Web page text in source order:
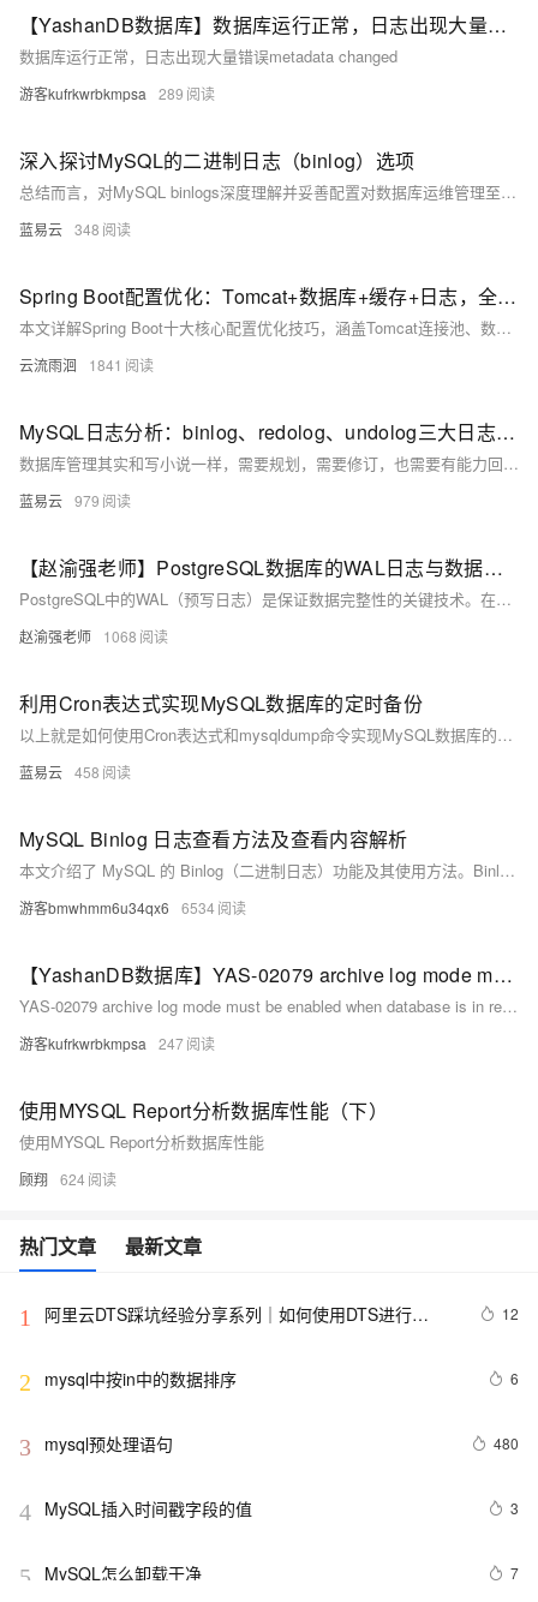
【YashanDB数据库】数据库运行正常，日志出现大量错误metadata changed
数据库运行正常，日志出现大量错误metadata changed
游客kufrkwrbkmpsa 289
深入探讨MySQL的二进制日志（binlog）选项
总结而言，对MySQL binlogs深度理解并妥善配置对数据库运维管理至关重要；它不仅关系到系统性能优化也是实现高可靠性架构设计必须考虑因素之一。通过精心规划与周密部署可以使得该机能充分发挥作用而避免潜在风险带来影响。
蓝易云 348
Spring Boot配置优化：Tomcat+数据库+缓存+日志，全场景教程
本文详解Spring Boot十大核心配置优化技巧，涵盖Tomcat连接池、数据库连接池、Jackson时区、日志管理、缓存策略、异步线程池等关键配置，结合代码示例与通俗解释，助你轻松掌握高并发场景下的性能调优方法，适用于实际项目落地。
云流雨洄 1841
MySQL日志分析：binlog、redolog、undolog三大日志的深度探讨。
数据库管理其实和写小说一样，需要规划，需要修订，也需要有能力回滚。理解这些日志的作用与优化，就像把握写作工具的使用与运用，为我们的数据库保驾护航。
蓝易云 979
【赵渝强老师】PostgreSQL数据库的WAL日志与数据写入的过程
PostgreSQL中的WAL（预写日志）是保证数据完整性的关键技术。在数据修改前，系统会先将日志写入WAL，确保宕机时可通过日志恢复数据。它减少了磁盘I/O，提升了性能，并支持手动切换日志文件。WAL文件默认存储在pg_wal目录下，采用16进制命名规则。此外，PostgreSQL提供pg_waldump工具解析日志内容。
赵渝强老师 1068
利用Cron表达式实现MySQL数据库的定时备份
以上就是如何使用Cron表达式和mysqldump命令实现MySQL数据库的定时备份。这种方法的优点是简单易用，而且可以根据需要定制备份的时间和频率。但是，它也有一些限制，例如，它不能备份MySQL服务器的配置文件和用户账户信息，也不能实现增量备份。如果需要更复杂的备份策略，可能需要使用专门的备份工具或服务。
蓝易云 458
MySQL Binlog 日志查看方法及查看内容解析
本文介绍了 MySQL 的 Binlog（二进制日志）功能及其使用方法。Binlog 记录了数据库的所有数据变更操作，如 INSERT、UPDATE 和 DELETE，对数据恢复、主从复制和审计至关重要。文章详细说明了如何开启 Binlog 功能、查看当前日志文件及内容，并解析了常见的事件类型，包括 Format_desc、Query、Table_map、Write_rows、Update_rows 和 Delete_rows 等，帮助用户掌握数据库变化历史，提升维护和排障能力。
游客bmwhmm6u34qx6 6534
【YashanDB数据库】YAS-02079 archive log mode must be enabled when database is in replication mode
YAS-02079 archive log mode must be enabled when database is in replication mode
游客kufrkwrbkmpsa 247
使用MYSQL Report分析数据库性能（下）
使用MYSQL Report分析数据库性能
顾翔 624
热门文章 最新文章
1
阿里云DTS踩坑经验分享系列｜如何使用DTS进行
12
2 mysql中按in中的数据排序 6
3 mysql预处理语句 480
4 MySQL插入时间戳字段的值 3
5 MySQL怎么卸载干净 7